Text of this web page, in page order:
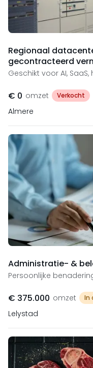
Regionaal
gecontracteerd
Geschikt voor AI,
€ 0 omzet Verkocht
Almere
Administratie- &
Persoonlijke
€ 375.000 omzet In
Lelystad